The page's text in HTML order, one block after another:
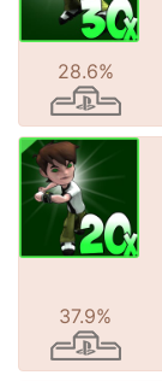
28.6%
37.9%